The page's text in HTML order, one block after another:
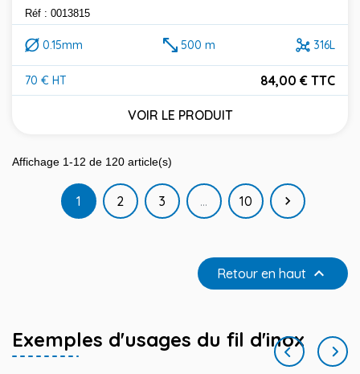
Réf : 0013815
0.15mm 500 m 316L
70 € HT
Prix
84,00 € TTC
VOIR LE PRODUIT
Affichage 1-12 de 120 article(s)
1 2 3 … 10 Suivant

Retour en haut 
Exemples d'usages du fil d'inox